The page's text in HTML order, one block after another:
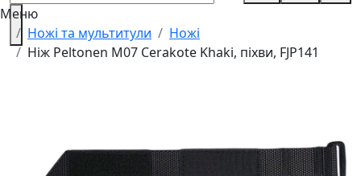
Меню
Ножі та мультитули
Ножі
Ніж Peltonen M07 Cerakote Khaki, піхви, FJP141